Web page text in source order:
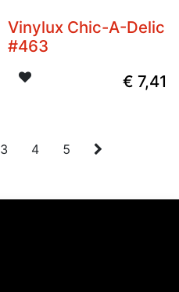
Vinylux Chic-A-Delic
#463
€ 7,41
3 4 5